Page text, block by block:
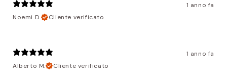
1 anno fa
Noemi D.
Cliente verificato
1 anno fa
Alberto M.
Cliente verificato